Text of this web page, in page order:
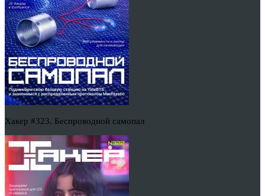
Хакер #323. Беспроводной самопал